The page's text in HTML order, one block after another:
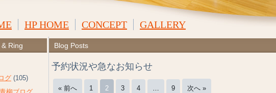
HP HOME CONCEPT GALLERY
& Ring
グ (105)
Blog Posts
予約状況や急なお知らせ
« 前へ 1 2 3 4 … 9 次へ »